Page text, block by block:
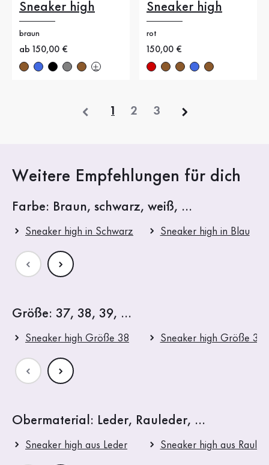
Sneaker high
braun
Neuer Preis
ab 150,00 €
Sneaker high
rot
Neuer Preis
150,00 €
1 2 3
Weitere Empfehlungen für dich
Farbe: Braun, schwarz, weiß, ...
Sneaker high in Schwarz Sneaker high in Blau
Größe: 37, 38, 39, ...
Sneaker high Größe 38 Sneaker high Größe 39
Obermaterial: Leder, Rauleder, ...
Sneaker high aus Leder Sneaker high aus